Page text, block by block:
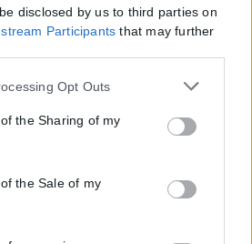
disclosed by us to third parties on
Participants that may further
app uses one or more Google
or usage behaviour. You may
to Google and its third-party
below specified purposes in below
Opt Outs
the Sharing of my
the Sale of my